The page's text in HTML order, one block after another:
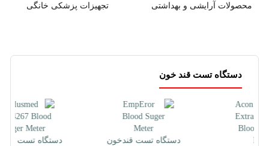
تجهیزات پزشکی خانگی محصولات آرایشی و بهداشتی
دستگاه تست قند خون
دستگاه تست قندخون
دستگاه تست قند خون